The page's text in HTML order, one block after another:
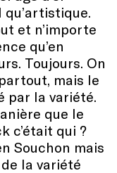
et n’importe
qu’en
Toujours. On
mais le
la variété.
que le
c’était qui ?
Souchon mais
la variété